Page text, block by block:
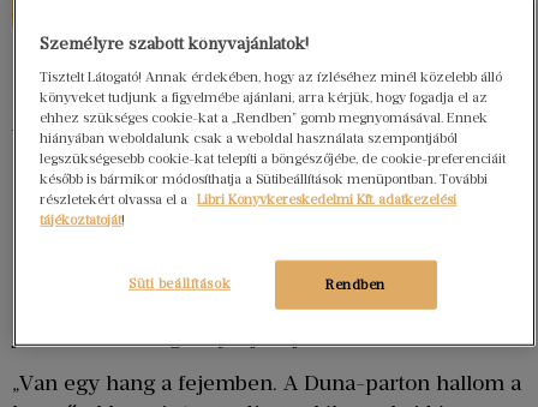
sorsának
megismerésébe,
könnyen gazdagodhat meglepő, az ő életét is érintő
tanulságokkal.
Gurubi Ágnes újságíró ugyancsak
családja múltját kutatva döbbent rá, az egykori
események és viszonyok milyen mértékben
hatnak döntéseire,
„Van egy hang a fejemben. A Duna-parton hallom a
Személyre szabott könyvajánlatok!
Tisztelt Látogató! Annak érdekében, hogy az ízléséhez minél közelebb álló
könyveket tudjunk a figyelmébe ajánlani, arra kérjük, hogy fogadja el az
ehhez szükséges cookie-kat a „Rendben” gomb megnyomásával. Ennek
hiányában weboldalunk csak a weboldal használata szempontjából
legszükségesebb cookie-kat telepíti a böngészőjébe, de cookie-preferenciáit
később is bármikor módosíthatja a Sütibeállítások menüpontban. További
részletekért olvassa el a
Libri Könyvkereskedelmi Kft. adatkezelési
tájékoztatóját!
Rendben
Süti beállítások